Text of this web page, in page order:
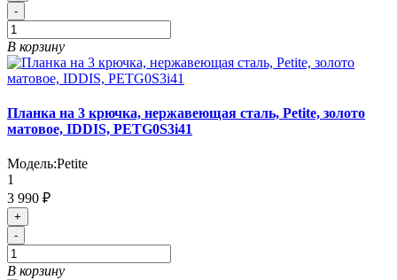
-
В корзину
Планка на 3 крючка, нержавеющая сталь, Petite, золото
матовое, IDDIS, PETG0S3i41
Модель:Petite
1
3 990 ₽
+
-
В корзину